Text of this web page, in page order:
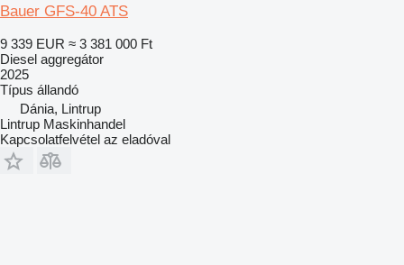
Bauer GFS-40 ATS
9 339 EUR ≈ 3 381 000 Ft
Diesel aggregátor
2025
Típus állandó
Dánia, Lintrup
Lintrup Maskinhandel
Kapcsolatfelvétel az eladóval